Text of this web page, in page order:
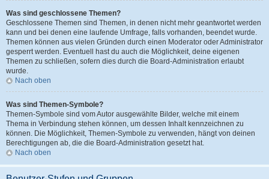
Was sind geschlossene Themen?
Geschlossene Themen sind Themen, in denen nicht mehr geantwortet werden
kann und bei denen eine laufende Umfrage, falls vorhanden, beendet wurde.
Themen können aus vielen Gründen durch einen Moderator oder Administrator
gesperrt werden. Eventuell hast du auch die Möglichkeit, deine eigenen
Themen zu schließen, sofern dies durch die Board-Administration erlaubt
wurde.
Nach oben
Was sind Themen-Symbole?
Themen-Symbole sind vom Autor ausgewählte Bilder, welche mit einem
Thema in Verbindung stehen können, um dessen Inhalt kennzeichnen zu
können. Die Möglichkeit, Themen-Symbole zu verwenden, hängt von deinen
Berechtigungen ab, die die Board-Administration gesetzt hat.
Nach oben